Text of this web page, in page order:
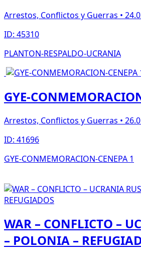
Arrestos, Conflictos y Guerras •
ID: 45310
PLANTON-RESPALDO-UCRANIA
GYE-
Arrestos, Conflictos y Guerras •
ID: 41696
GYE-CONMEMORACION-CENEPA 1
WAR – CONFLICTO –
– POLONIA –